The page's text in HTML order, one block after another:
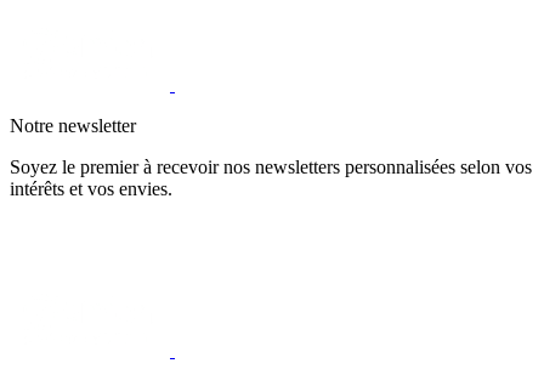
Notre newsletter
Soyez le premier à recevoir nos newsletters personnalisées selon vos
intérêts et vos envies.